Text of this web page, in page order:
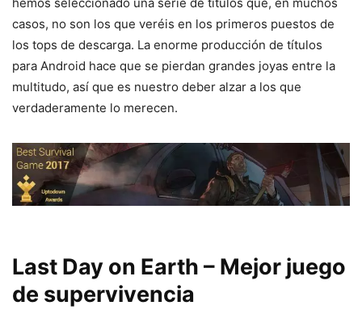
casos, no son los que veréis en los primeros puestos de
los tops de descarga. La enorme producción de títulos
para Android hace que se pierdan grandes joyas entre la
multitudo, así que es nuestro deber alzar a los que
verdaderamente lo merecen.
Last Day on Earth – Mejor juego
de supervivencia